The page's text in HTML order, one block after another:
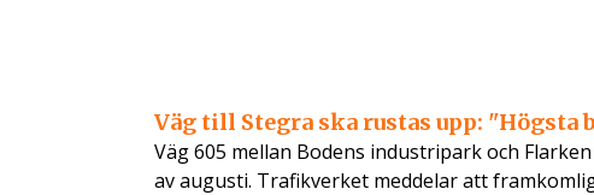
Väg till Stegra ska rustas upp: "Högsta
Väg 605 mellan Bodens industripark och
av augusti. Trafikverket meddelar att